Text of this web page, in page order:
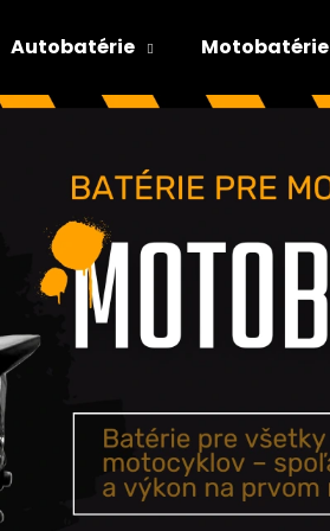
Autobatérie Motobatérie
Odporúčame